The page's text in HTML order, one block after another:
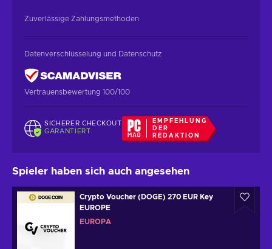
Zuverlässige Zahlungsmethoden
Datenverschlüsselung und Datenschutz
Vertrauensbewertung 100/100
SICHERER CHECKOUT
GARANTIERT
EMPFEHLUNG
DER
REDAKTION
Spieler haben sich auch angesehen
Crypto Voucher (DOGE) 270 EUR Key
EUROPE
EUROPA